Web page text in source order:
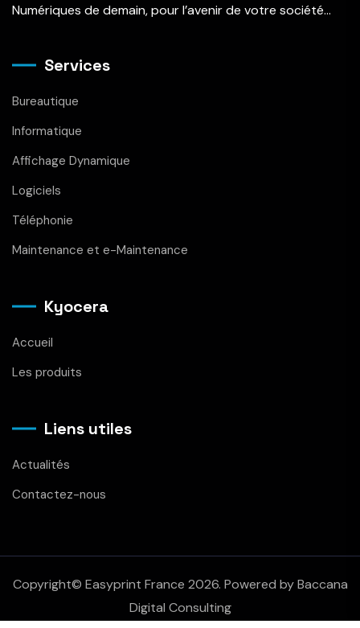
Numériques de demain, pour l’avenir de votre société…
Services
Bureautique
Informatique
Affichage Dynamique
Logiciels
Téléphonie
Maintenance et e-Maintenance
Kyocera
Accueil
Les produits
Liens utiles
Actualités
Contactez-nous
Copyright© Easyprint France 2026. Powered by Baccana
Digital Consulting